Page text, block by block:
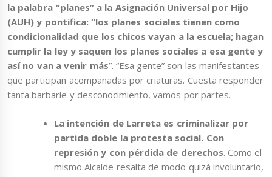
la palabra “planes” a la Asignación Universal por Hijo
(AUH) y pontifica: “los planes sociales tienen como
condicionalidad que los chicos vayan a la escuela; hagan
cumplir la ley y saquen los planes sociales a esa gente y
así no van a venir más”. “Esa gente” son las manifestantes
que participan acompañadas por criaturas. Cuesta responder
tanta barbarie y desconocimiento, vamos por partes.
La intención de Larreta es criminalizar por
partida doble la protesta social. Con
represión y con pérdida de derechos. Como el
mismo Alcalde resalta de modo quizá involuntario,